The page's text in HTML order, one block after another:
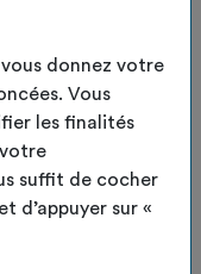
donnez votre
Vous
les finalités
suffit de cocher
d’appuyer sur «
TAILLE M